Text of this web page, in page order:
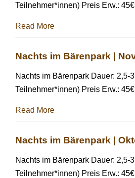
Teilnehmer*innen) Preis Erw.:
Read More
Nachts im Bärenpark |
Nachts im Bärenpark Dauer: 2,5-
Teilnehmer*innen) Preis Erw.:
Read More
Nachts im Bärenpark |
Nachts im Bärenpark Dauer: 2,5-
Teilnehmer*innen) Preis Erw.: